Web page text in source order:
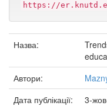
https://
Назва:
Автори:
Дата публікації:
3-